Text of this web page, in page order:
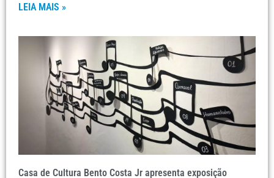
LEIA MAIS »
Casa de Cultura Bento Costa Jr apresenta exposição